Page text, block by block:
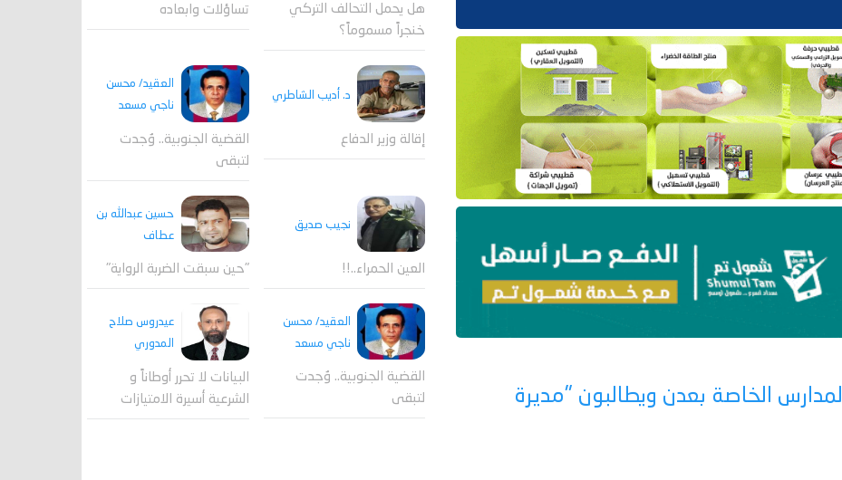
الخاصة بعدن ويطالبون "مديرة
هل يحمل التحالف التركي
خنجراً مسموماً؟
تساؤلات وابعاده
د. أديب الشاطري
إقالة وزير الدفاع
العقيد/ محسن
ناجي مسعد
القضية الجنوبية.. وُجدت
لتبقى
نجيب صديق
العين الحمراء..!!
حسين عبدالله بن
عطاف
"حين سبقت الضربة الرواية"
العقيد/ محسن
ناجي مسعد
القضية الجنوبية.. وُجدت
لتبقى
عيدروس صلاح
المدوري
البيانات لا تحرر أوطاناً و
الشرعية أسيرة الامتيازات